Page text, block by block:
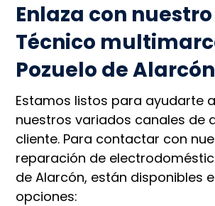
Enlaza con
Técnico
Pozuelo de Alarcón
Estamos listos para ayudarte
nuestros variados canales de
cliente. Para contactar con
reparación de
de Alarcón, están disponibles
opciones: